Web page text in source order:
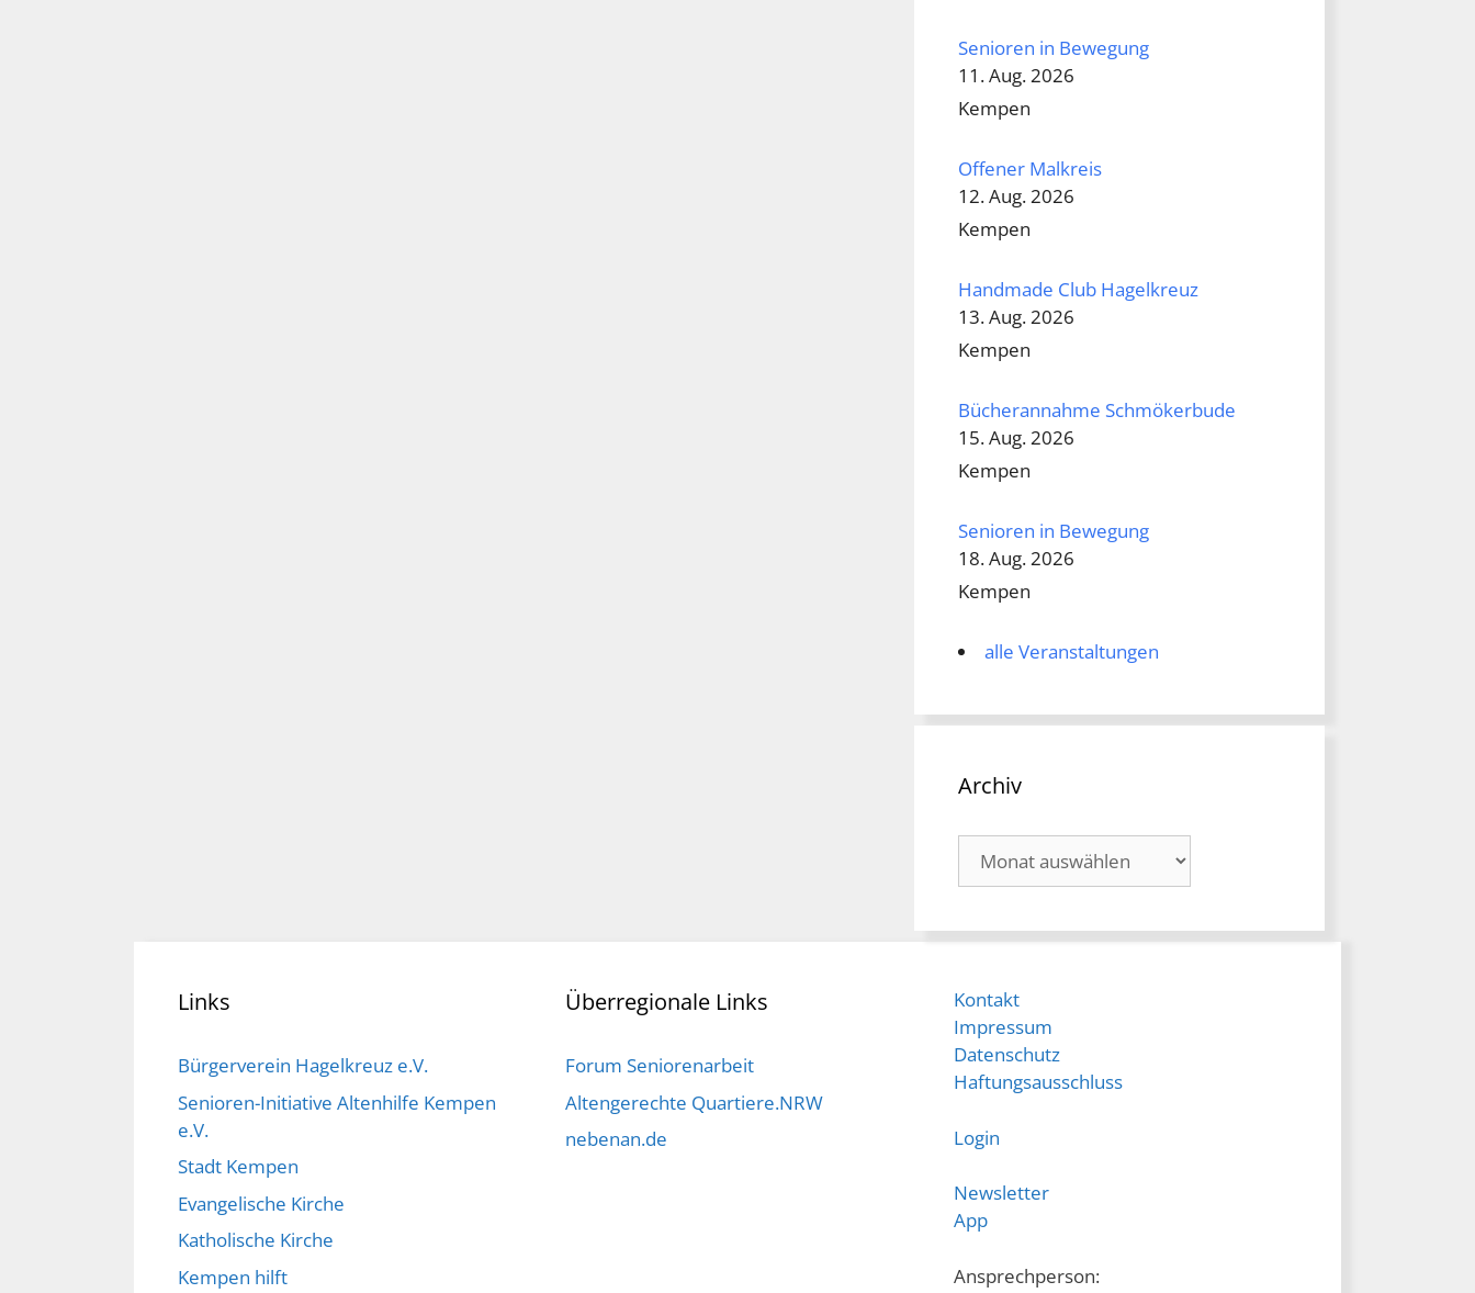
Senioren in Bewegung
11. Aug. 2026
Kempen
Offener Malkreis
12. Aug. 2026
Kempen
Handmade Club Hagelkreuz
13. Aug. 2026
Kempen
Bücherannahme Schmökerbude
15. Aug. 2026
Kempen
Senioren in Bewegung
18. Aug. 2026
Kempen
alle Veranstaltungen
Archiv
Links
Bürgerverein Hagelkreuz e.V.
Senioren-Initiative Altenhilfe Kempen
e.V.
Stadt Kempen
Evangelische Kirche
Katholische Kirche
Kempen hilft
Überregionale Links
Forum Seniorenarbeit
Altengerechte Quartiere.NRW
nebenan.de
Kontakt
Impressum
Datenschutz
Haftungsausschluss
Login
Newsletter
App
Ansprechperson: